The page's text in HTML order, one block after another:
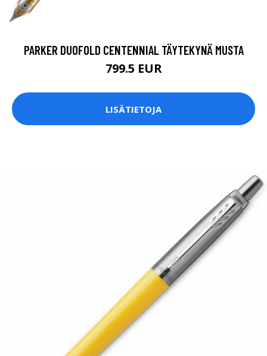
PARKER DUOFOLD CENTENNIAL TÄYTEKYNÄ MUSTA
799.5 EUR
LISÄTIETOJA